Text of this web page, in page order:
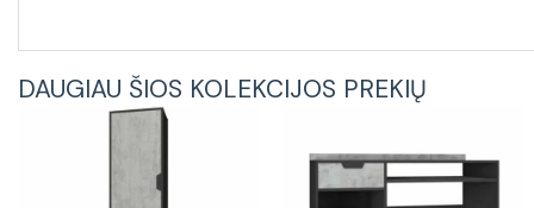
DAUGIAU ŠIOS KOLEKCIJOS PREKIŲ